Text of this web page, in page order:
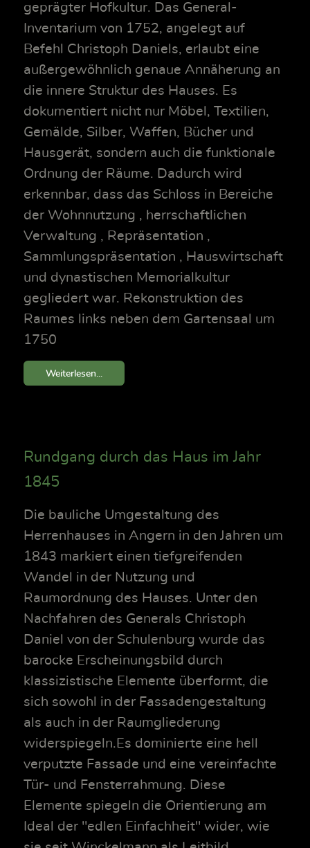
geprägter Hofkultur. Das General-
Inventarium von 1752, angelegt auf
Befehl Christoph Daniels, erlaubt eine
außergewöhnlich genaue Annäherung an
die innere Struktur des Hauses. Es
dokumentiert nicht nur Möbel, Textilien,
Gemälde, Silber, Waffen, Bücher und
Hausgerät, sondern auch die funktionale
Ordnung der Räume. Dadurch wird
erkennbar, dass das Schloss in Bereiche
der Wohnnutzung , herrschaftlichen
Verwaltung , Repräsentation ,
Sammlungspräsentation , Hauswirtschaft
und dynastischen Memorialkultur
gegliedert war. Rekonstruktion des
Raumes links neben dem Gartensaal um
1750
Weiterlesen...
Rundgang durch das Haus im Jahr
1845
Die bauliche Umgestaltung des
Herrenhauses in Angern in den Jahren um
1843 markiert einen tiefgreifenden
Wandel in der Nutzung und
Raumordnung des Hauses. Unter den
Nachfahren des Generals Christoph
Daniel von der Schulenburg wurde das
barocke Erscheinungsbild durch
klassizistische Elemente überformt, die
sich sowohl in der Fassadengestaltung
als auch in der Raumgliederung
widerspiegeln.Es dominierte eine hell
verputzte Fassade und eine vereinfachte
Tür- und Fensterrahmung. Diese
Elemente spiegeln die Orientierung am
Ideal der "edlen Einfachheit" wider, wie